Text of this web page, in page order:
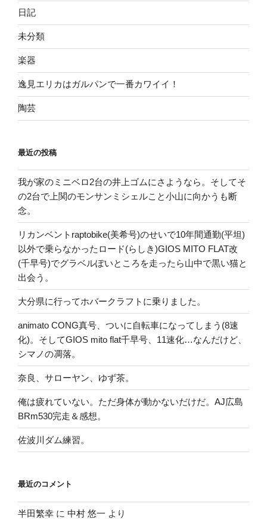
日記
未分類
楽器
逸見エリカはガルパンで一番カワイイ！
陶芸
最近の投稿
我が家のミニベロ2台の井上ゴムにさようなら。そしてそ
の2台で上関のモンサンミシェルこと小山に向かうも断
念。
リカンベントraptobike(美希号)のせいで10年間通勤(平坦)
以外で乗らなかったロード(らしき)GIOS MITO FLAT改
(千早号)でグラベルぽいところを走ったら山中で黒い猫と
出会う。
大分県に行ってホバークラフトに乗りました。
animato CONG真号、ついに自転車になってしまう(8速
化)。そしてGIOS mito flat千早号、11速化…なんだけど、
シマノの凋落。
奈良、サローヤン、ゆず茶。
俺は疲れていない。ただ身体が動かないだけだ。AJ広島
BRm530完走＆感想。
佐波川ダム練習。
最近のコメント
半田繁幸 に 中村 悠一 より